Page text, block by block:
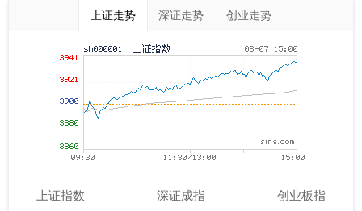
上证走势 深证走势 创业走势
上证指数 深证成指 创业板指